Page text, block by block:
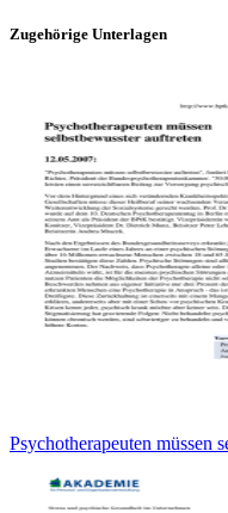
Zugehörige Unterlagen
Psychotherapeuten müssen